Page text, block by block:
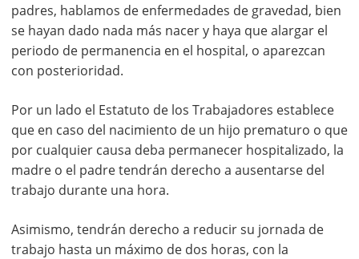
padres, hablamos de enfermedades de gravedad, bien
se hayan dado nada más nacer y haya que alargar el
periodo de permanencia en el hospital, o aparezcan
con posterioridad.
Por un lado el Estatuto de los Trabajadores establece
que en caso del nacimiento de un hijo prematuro o que
por cualquier causa deba permanecer hospitalizado, la
madre o el padre tendrán derecho a ausentarse del
trabajo durante una hora.
Asimismo, tendrán derecho a reducir su jornada de
trabajo hasta un máximo de dos horas, con la